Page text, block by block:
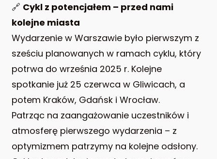
🔗 Cykl z potencjałem – przed nami
kolejne miasta
Wydarzenie w Warszawie było pierwszym z
sześciu planowanych w ramach cyklu, który
potrwa do września 2025 r. Kolejne
spotkanie już 25 czerwca w Gliwicach, a
potem Kraków, Gdańsk i Wrocław.
Patrząc na zaangażowanie uczestników i
atmosferę pierwszego wydarzenia – z
optymizmem patrzymy na kolejne odsłony.